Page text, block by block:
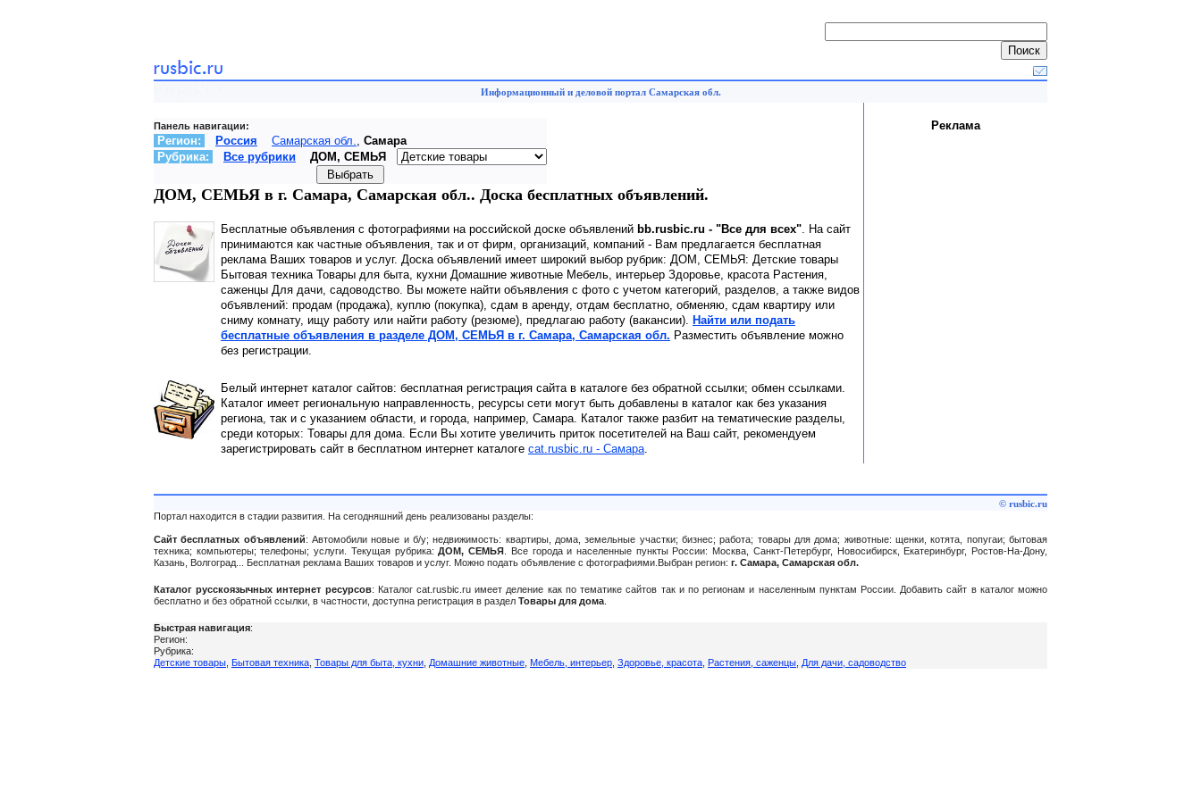
Информационный и деловой портал Самарская обл.
Панель навигации:
Регион: Россия Самарская обл., Самара
Рубрика:
Все рубрики ДОМ, СЕМЬЯ
ДОМ, СЕМЬЯ в г. Самара, Самарская обл.. Доска бесплатных объявлений.
Бесплатные объявления с фотографиями на российской доске объявлений bb.rusbic.ru - "Все для всех". На сайт
принимаются как частные объявления, так и от фирм, организаций, компаний - Вам предлагается бесплатная
реклама Ваших товаров и услуг. Доска объявлений имеет широкий выбор рубрик: ДОМ, СЕМЬЯ: Детские товары
Бытовая техника Товары для быта, кухни Домашние животные Мебель, интерьер Здоровье, красота Растения,
саженцы Для дачи, садоводство. Вы можете найти объявления с фото с учетом категорий, разделов, а также видов
объявлений: продам (продажа), куплю (покупка), сдам в аренду, отдам бесплатно, обменяю, сдам квартиру или
сниму комнату, ищу работу или найти работу (резюме), предлагаю работу (вакансии). Найти или подать
бесплатные объявления в разделе ДОМ, СЕМЬЯ в г. Самара, Самарская обл. Разместить объявление можно
без регистрации.
Белый интернет каталог сайтов: бесплатная регистрация сайта в каталоге без обратной ссылки; обмен ссылками.
Каталог имеет региональную направленность, ресурсы сети могут быть добавлены в каталог как без указания
региона, так и с указанием области, и города, например, Самара. Каталог также разбит на тематические разделы,
среди которых: Товары для дома. Если Вы хотите увеличить приток посетителей на Ваш сайт, рекомендуем
зарегистрировать сайт в бесплатном интернет каталоге cat.rusbic.ru - Самара.
Реклама
© rusbic.ru
Портал находится в стадии развития. На сегодняшний день реализованы разделы:
Сайт бесплатных объявлений: Автомобили новые и б/у; недвижимость: квартиры, дома, земельные участки; бизнес; работа; товары для дома; животные: щенки, котята, попугаи; бытовая
техника; компьютеры; телефоны; услуги. Текущая рубрика:ДОМ, СЕМЬЯ . Все города и населенные пункты России: Москва, Санкт-Петербург, Новосибирск, Екатеринбург, Ростов-На-Дону,
Казань, Волгоград... Бесплатная реклама Ваших товаров и услуг. Можно подать объявление c фотографиями.Выбран регион: г. Самара, Самарская обл.
Каталог русскоязычных интернет ресурсов: Каталог cat.rusbic.ru имеет деление как по тематике сайтов так и по регионам и населенным пунктам России. Добавить сайт в каталог можно
бесплатно и без обратной ссылки, в частности, доступна регистрация в раздел Товары для дома
Быстрая навигация:
Регион:
Рубрика:
Детские товары Бытовая техника Товары для быта, кухни Домашние животные Мебель, интерьер Здоровье, красота Растения, саженцы Для дачи, садоводство